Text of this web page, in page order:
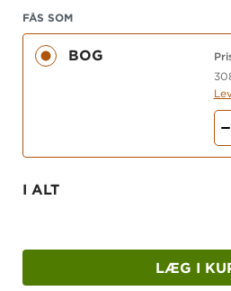
Bogen er den myeste
, hvor der
overordnede genreformater i
litteratur på mellemtrinnet.
danskfagligt indhold er
om, at eleverne konstruerer
FÅS SOM
BOG
I ALT
LÆG I